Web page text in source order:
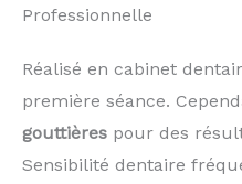
Professionnelle
Réalisé en cabinet
première séance.
gouttières pour des
Sensibilité dentaire